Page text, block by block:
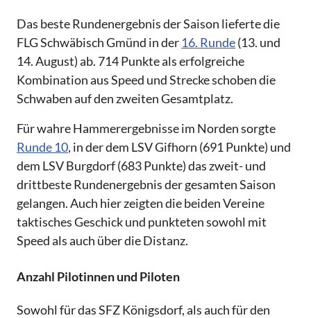
Das beste Rundenergebnis der Saison lieferte die
FLG Schwäbisch Gmünd in der 16. Runde(13. und
14. August) ab. 714 Punkte als erfolgreiche
Kombination aus Speed und Strecke schoben die
Schwaben auf den zweiten Gesamtplatz.
Für wahre Hammerergebnisse im Norden sorgte
Runde 10, in der dem LSV Gifhorn (691 Punkte) und
dem LSV Burgdorf (683 Punkte) das zweit- und
drittbeste Rundenergebnis der gesamten Saison
gelangen. Auch hier zeigten die beiden Vereine
taktisches Geschick und punkteten sowohl mit
Speed als auch über die Distanz.
Anzahl Pilotinnen und Piloten
Sowohl für das SFZ Königsdorf, als auch für den